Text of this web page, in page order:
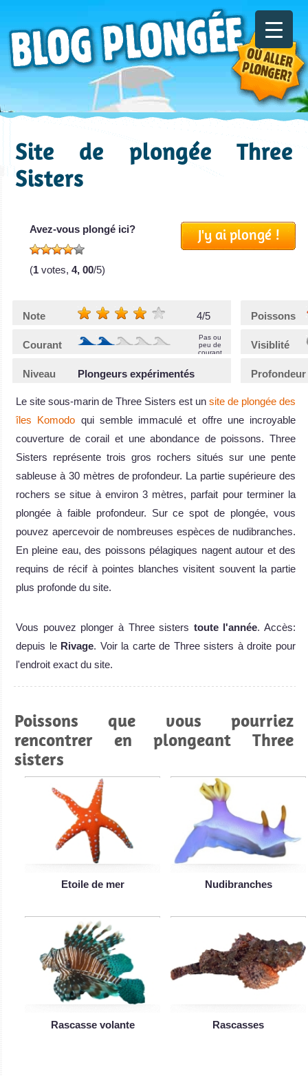
Site de plongée Three
Sisters
J'y ai plongé !
Avez-vous plongé ici?
(1 votes, 4, 00/5)
Note 4/5 Poissons
Courant
Pas ou
peu de
courant
Visiblité
Niveau Plongeurs expérimentés Profondeur
Le site sous-marin de Three Sisters est un site de plongée des
îles Komodo qui semble immaculé et offre une incroyable
couverture de corail et une abondance de poissons. Three
Sisters représente trois gros rochers situés sur une pente
sableuse à 30 mètres de profondeur. La partie supérieure des
rochers se situe à environ 3 mètres, parfait pour terminer la
plongée à faible profondeur. Sur ce spot de plongée, vous
pouvez apercevoir de nombreuses espèces de nudibranches.
En pleine eau, des poissons pélagiques nagent autour et des
requins de récif à pointes blanches visitent souvent la partie
plus profonde du site.
Vous pouvez plonger à Three sisters toute l'année. Accès:
depuis le Rivage. Voir la carte de Three sisters à droite pour
l'endroit exact du site.
Poissons que vous pourriez
rencontrer en plongeant Three
sisters
Etoile de mer Nudibranches
Rascasse volante Rascasses